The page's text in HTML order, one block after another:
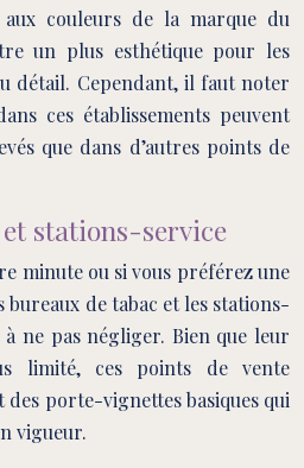
aux couleurs de la marque du
un plus esthétique pour les
détail. Cependant, il faut noter
ces établissements peuvent
que dans d’autres points de
stations-service
minute ou si vous préférez une
de tabac et les stations-
ne pas négliger. Bien que leur
limité, ces points de vente
porte-vignettes basiques qui
vigueur.